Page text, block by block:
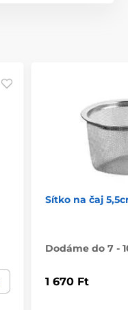
Sítko na čaj
Dodáme do 7 -
1 670 Ft